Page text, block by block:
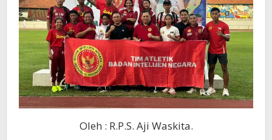
Oleh : R.P.S. Aji Waskita.